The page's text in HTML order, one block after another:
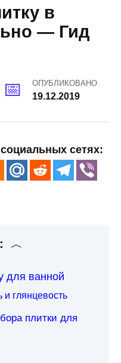
в
— Гид
ОПУБЛИКОВАНО
19.12.2019
сетях:
для ванной
и глянцевость
плитки для